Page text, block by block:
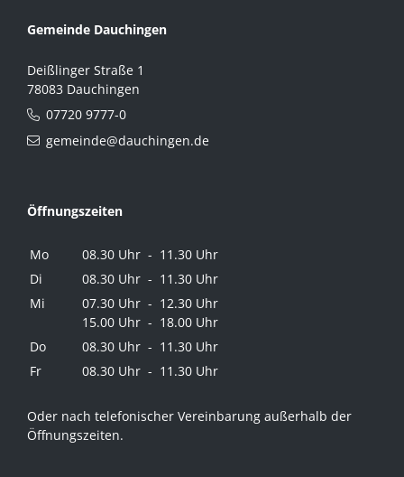
Gemeinde Dauchingen
Deißlinger Straße 1
78083 Dauchingen
07720 9777-0
gemeinde@dauchingen.de
Öffnungszeiten
Mo
08.30 Uhr - 11.30 Uhr
Di
08.30 Uhr - 11.30 Uhr
Mi
07.30 Uhr - 12.30 Uhr
15.00 Uhr - 18.00 Uhr
Do
08.30 Uhr - 11.30 Uhr
Fr
08.30 Uhr - 11.30 Uhr
Oder nach telefonischer Vereinbarung außerhalb der
Öffnungszeiten.